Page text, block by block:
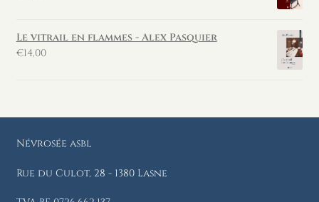
Le vitrail en flammes - Alex Pasquier
€14,00
Névrosée asbl
Rue du Culot, 28 - 1380 Lasne